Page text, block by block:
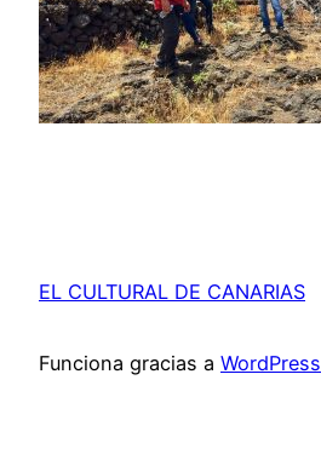
EL CULTURAL DE CANARIAS
Funciona gracias a WordPress